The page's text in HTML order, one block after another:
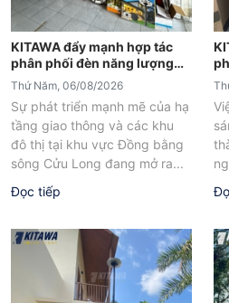
KITAWA đẩy mạnh hợp tác
phân phối đèn năng lượng
mặt trời An Giang
Thứ Năm, 06/08/2026
Sự phát triển mạnh mẽ của hạ
tầng giao thông và các khu
đô thị tại khu vực Đồng bằng
sông Cửu Long đang mở ra...
Đọc tiếp